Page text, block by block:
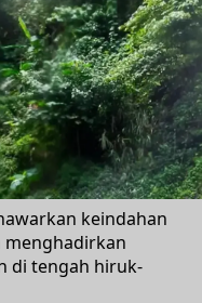
keindahan
menghadirkan
di tengah hiruk-